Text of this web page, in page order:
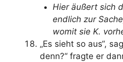
Hier äußert sich
endlich zur
womit sie K.
„Es sieht so aus“,
denn?“ fragte er